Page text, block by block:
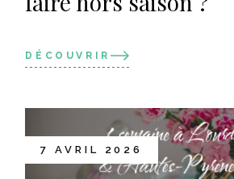
DÉCOUVRIR
7 AVRIL 2026